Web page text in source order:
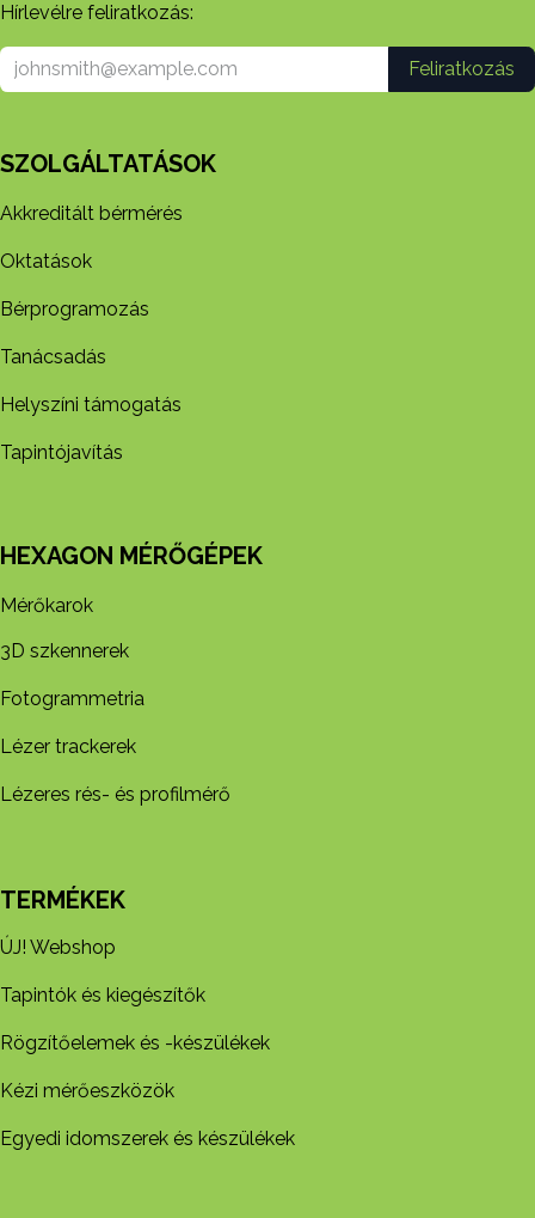
Hírlevélre feliratkozás:
Feliratkozás
SZOLGÁLTATÁSOK
Akkreditált bérmérés
Oktatások
Bérprogramozás
Tanácsadás
Helyszíni támogatás
Tapintójavítás
HEXAGON MÉRŐGÉPEK
Mérőkarok
3D szkennerek
Fotogrammetria
Lézer trackerek
Lézeres rés- és profilmérő
TERMÉKEK
ÚJ! Webshop
Tapintók és kiegészítők
Rögzítőelemek és -készül​ékek
Kézi mérőeszközök
Egyedi idomszerek és készülékek